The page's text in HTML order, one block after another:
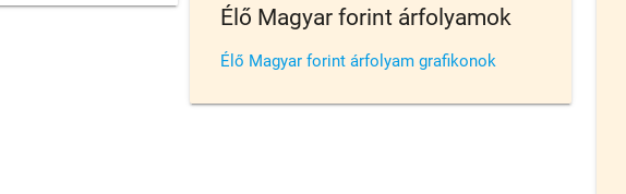
Élő Magyar forint árfolyamok
Élő Magyar forint árfolyam grafikonok